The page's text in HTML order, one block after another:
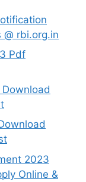
@ rbi.org.in
Pdf
2023
Online &